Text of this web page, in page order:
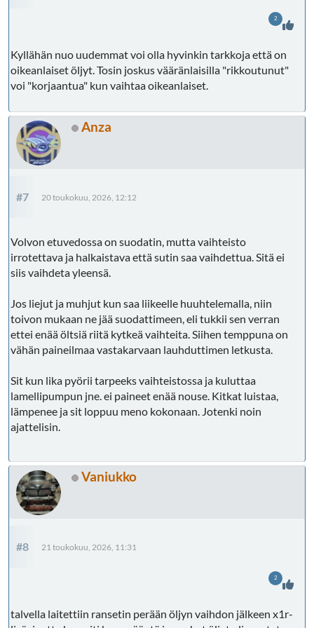
Kyllähän nuo uudemmat voi olla hyvinkin tarkkoja että on
oikeanlaiset öljyt. Tosin joskus vääränlaisilla "rikkoutunut"
voi "korjaantua" kun vaihtaa oikeanlaiset.
2
Anza
#7 20 toukokuu, 2026, 12:12
Volvon etuvedossa on suodatin, mutta vaihteisto
irrotettava ja halkaistava että sutin saa vaihdettua. Sitä ei
siis vaihdeta yleensä.
Jos liejut ja muhjut kun saa liikeelle huuhtelemalla, niin
toivon mukaan ne jää suodattimeen, eli tukkii sen verran
ettei enää öltsiä riitä kytkeä vaihteita. Siihen temppuna on
vähän paineilmaa vastakarvaan lauhduttimen letkusta.
Sit kun lika pyörii tarpeeks vaihteistossa ja kuluttaa
lamellipumpun jne. ei paineet enää nouse. Kitkat luistaa,
lämpenee ja sit loppuu meno kokonaan. Jotenki noin
ajattelisin.
Vaniukko
#8 21 toukokuu, 2026, 11:31
talvella laitettiin ransetin perään öljyn vaihdon jälkeen x1r-
2